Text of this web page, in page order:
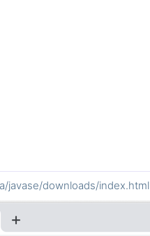
javase/downloads/index.html